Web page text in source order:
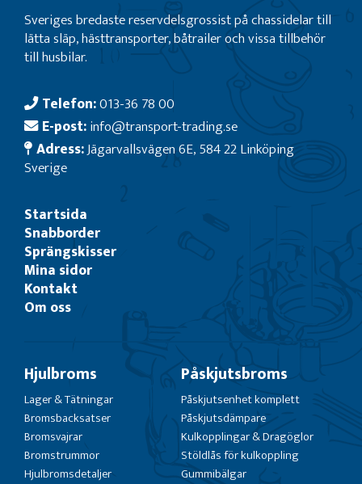
Sveriges bredaste reservdelsgrossist på chassidelar till
lätta släp, hästtransporter, båtrailer och vissa tillbehör
till husbilar.
Telefon:013-36 78 00
E-post:info@transport-trading.se
Adress:Jägarvallsvägen 6E, 584 22 Linköping
Sverige
Startsida
Snabborder
Sprängskisser
Mina sidor
Kontakt
Om oss
Hjulbroms
Lager & Tätningar
Bromsbacksatser
Bromsvajrar
Bromstrummor
Hjulbromsdetaljer
Påskjutsbroms
Påskjutsenhet komplett
Påskjutsdämpare
Kulkopplingar & Dragöglor
Stöldlås för kulkoppling
Gummibälgar